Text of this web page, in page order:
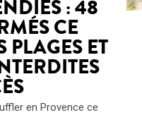
: 48
CE
ET
en Provence ce